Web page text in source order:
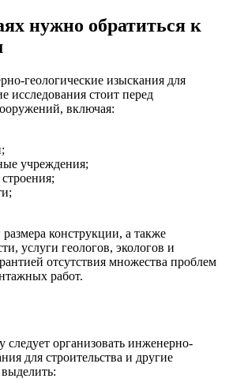
нужно обратиться к
геологические изыскания для
исследования стоит перед
включая:
учреждения;
конструкции, а также
услуги геологов, экологов и
отсутствия множества проблем
работ.
организовать инженерно-
для строительства и другие